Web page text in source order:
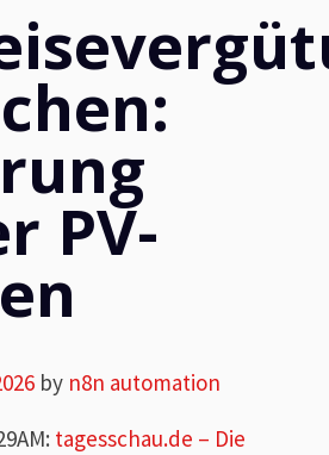
PV-
by n8n automation
: tagesschau.de – Die